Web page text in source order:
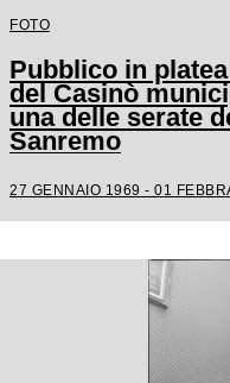
FOTO
Pubblico in
del Casinò
una delle serate
Sanremo
27 GENNAIO 1969 - 01